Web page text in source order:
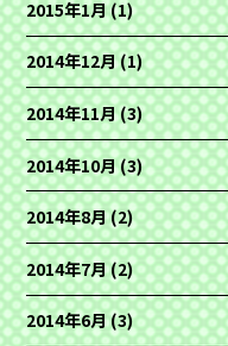
2015年1月(1)
2014年12月(1)
2014年11月(3)
2014年10月(3)
2014年8月(2)
2014年7月(2)
2014年6月(3)